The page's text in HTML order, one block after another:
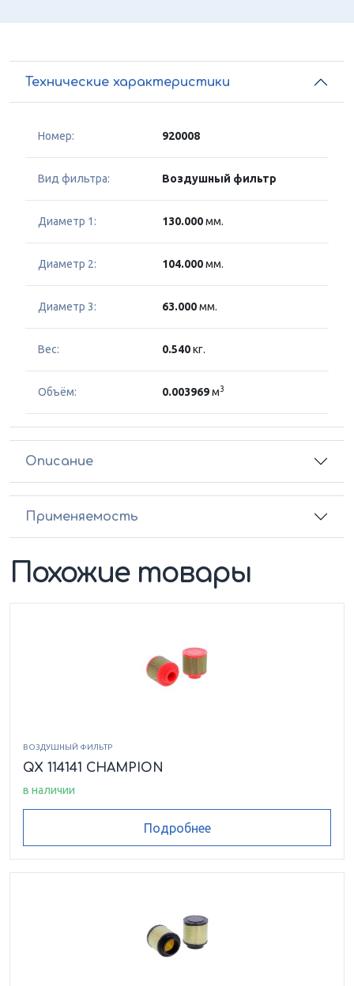
Технические характеристики
Номер: 920008
Вид фильтра: Воздушный фильтр
Диаметр 1: 130.000мм.
Диаметр 2: 104.000мм.
Диаметр 3: 63.000мм.
Вес: 0.540кг.
Объём: 0.003969м3
Описание
Применяемость
Похожие товары
ВОЗДУШНЫЙ ФИЛЬТР
QX 114141 CHAMPION
в наличии
Подробнее